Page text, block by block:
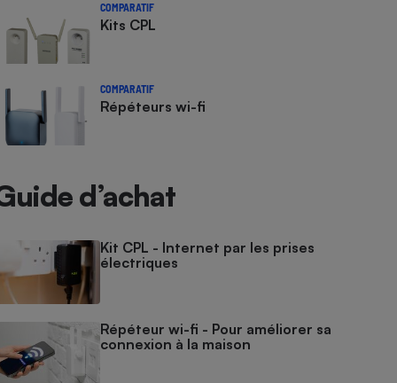
COMPARATIF
Kits CPL
COMPARATIF
Répéteurs wi-fi
d’achat
Kit CPL - Internet par les prises
électriques
Répéteur wi-fi - Pour améliorer sa
connexion à la maison